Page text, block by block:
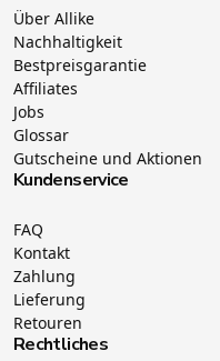
Über Allike
Nachhaltigkeit
Bestpreisgarantie
Affiliates
Jobs
Glossar
Gutscheine und Aktionen
Kundenservice
FAQ
Kontakt
Zahlung
Lieferung
Retouren
Rechtliches